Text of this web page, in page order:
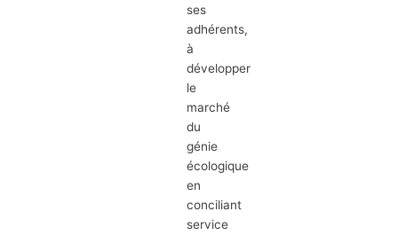
ses
adhérents,
à
développer
le
marché
du
génie
écologique
en
conciliant
service